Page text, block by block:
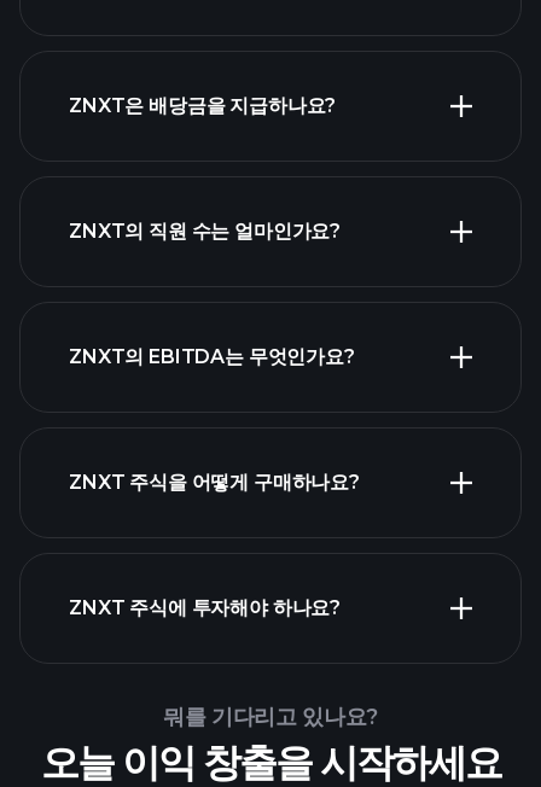
재무
ZNXT은 배당금을 지급하나요?
목록
ZNXT의 직원 수는 얼마인가요?
목록
ZNXT의 EBITDA는 무엇인가요?
ZNXT 주식을 어떻게 구매하나요?
Playtrade Tournaments
추천된 중개인
ZNXT 주식에 투자해야 하나요?
뭐를 기다리고 있나요?
오늘 이익 창출을 시작하세요